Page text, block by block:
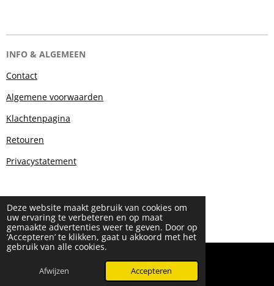
Deze website maakt gebruik van cookies om
uw ervaring te verbeteren en op maat
gemaakte advertenties weer te geven. Door op
‘Accepteren’ te klikken, gaat u akkoord met het
gebruik van alle cookies.
Afwijzen Accepteren
INFO & ALGEMEEN
Contact
Algemene voorwaarden
Klachtenpagina
Retouren
Privacystatement
© 2024 - 2026 Beauty & More by Robyn
WhatsApp